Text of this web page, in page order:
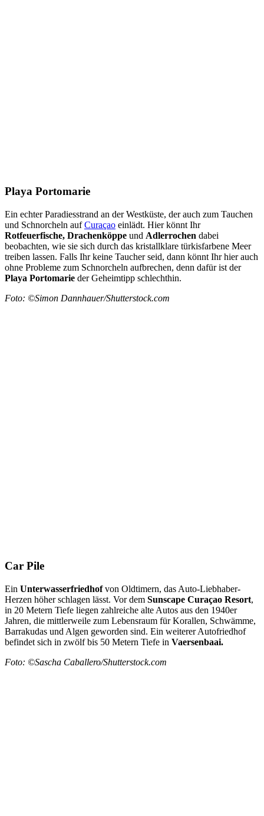
Playa Portomarie
Ein echter Paradiesstrand an der Westküste, der auch zum Tauchen
und Schnorcheln aufCuraçao einlädt. Hier könnt Ihr
Rotfeuerfische, Drachenköppe und Adlerrochen dabei
beobachten, wie sie sich durch das kristallklare türkisfarbene Meer
treiben lassen. Falls Ihr keine Taucher seid, dann könnt Ihr hier auch
ohne Probleme zum Schnorcheln aufbrechen, denn dafür ist der
Playa Portomarie der Geheimtipp schlechthin.
Foto: ©Simon Dannhauer/Shutterstock.com
Car Pile
Ein Unterwasserfriedhofvon Oldtimern, das Auto-Liebhaber-
Herzen höher schlagen lässt. Vor dem Sunscape Curaçao Resort,
in 20 Metern Tiefe liegen zahlreiche alte Autos aus den 1940er
Jahren, die mittlerweile zum Lebensraum für Korallen, Schwämme,
Barrakudas und Algen geworden sind. Ein weiterer Autofriedhof
befindet sich in zwölf bis 50 Metern Tiefe in Vaersenbaai.
Foto: ©Sascha Caballero/Shutterstock.com